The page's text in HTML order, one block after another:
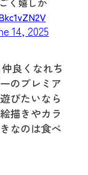
14, 2025
良くなれち
のプレミア
びたいなら
描きやカラ
なのは食べ